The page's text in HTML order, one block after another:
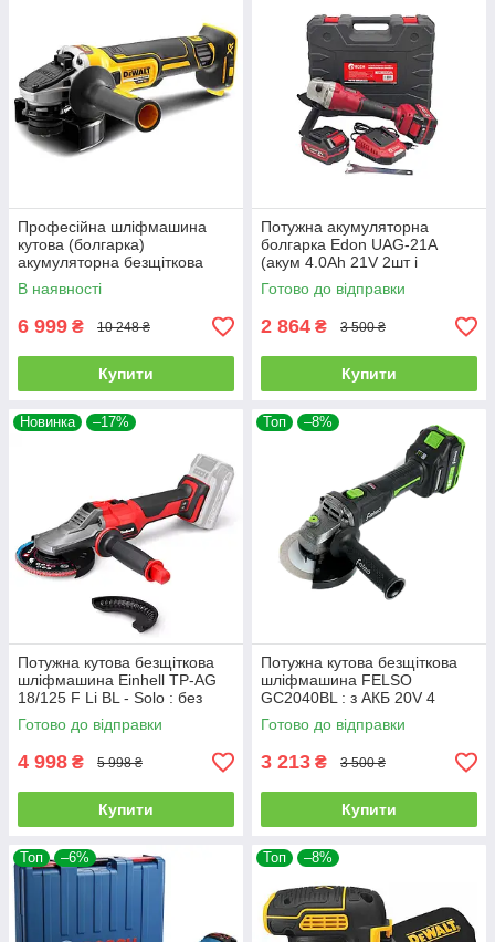
Професійна шліфмашина
кутова (болгарка)
акумуляторна безщіткова
DeWALT DCG405N (без АКБ і
ЗП)
В наявності
6 999 ₴ 10 248 ₴
Купити
Потужна акумуляторна
болгарка Edon UAG-21A
(акум 4.0Ah 21V 2шт і
зарядка)
Готово до відправки
2 864 ₴ 3 500 ₴
Купити
Новинка –17%
Потужна кутова безщіткова
шліфмашина Einhell TP-AG
18/125 F Li BL - Solo : без
АКБ, диск 125 мм (4431175)
Готово до відправки
4 998 ₴ 5 998 ₴
Купити
Топ –8%
Потужна кутова безщіткова
шліфмашина FELSO
GC2040BL : з АКБ 20V 4
Ah+ЗП, диск 125 мм
Готово до відправки
3 213 ₴ 3 500 ₴
Купити
Топ –6% Топ –8%